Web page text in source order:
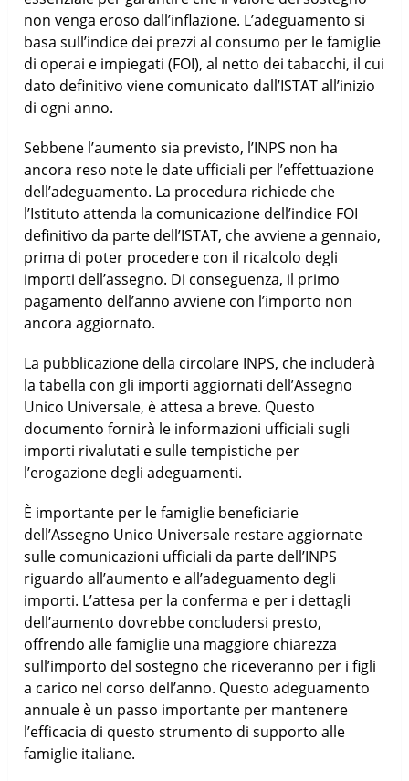
non venga eroso dall’inflazione. L’adeguamento si
basa sull’indice dei prezzi al consumo per le famiglie
di operai e impiegati (FOI), al netto dei tabacchi, il cui
dato definitivo viene comunicato dall’ISTAT all’inizio
di ogni anno.
Sebbene l’aumento sia previsto, l’INPS non ha
ancora reso note le date ufficiali per l’effettuazione
dell’adeguamento. La procedura richiede che
l’Istituto attenda la comunicazione dell’indice FOI
definitivo da parte dell’ISTAT, che avviene a gennaio,
prima di poter procedere con il ricalcolo degli
importi dell’assegno. Di conseguenza, il primo
pagamento dell’anno avviene con l’importo non
ancora aggiornato.
La pubblicazione della circolare INPS, che includerà
la tabella con gli importi aggiornati dell’Assegno
Unico Universale, è attesa a breve. Questo
documento fornirà le informazioni ufficiali sugli
importi rivalutati e sulle tempistiche per
l’erogazione degli adeguamenti.
È importante per le famiglie beneficiarie
dell’Assegno Unico Universale restare aggiornate
sulle comunicazioni ufficiali da parte dell’INPS
riguardo all’aumento e all’adeguamento degli
importi. L’attesa per la conferma e per i dettagli
dell’aumento dovrebbe concludersi presto,
offrendo alle famiglie una maggiore chiarezza
sull’importo del sostegno che riceveranno per i figli
a carico nel corso dell’anno. Questo adeguamento
annuale è un passo importante per mantenere
l’efficacia di questo strumento di supporto alle
famiglie italiane.